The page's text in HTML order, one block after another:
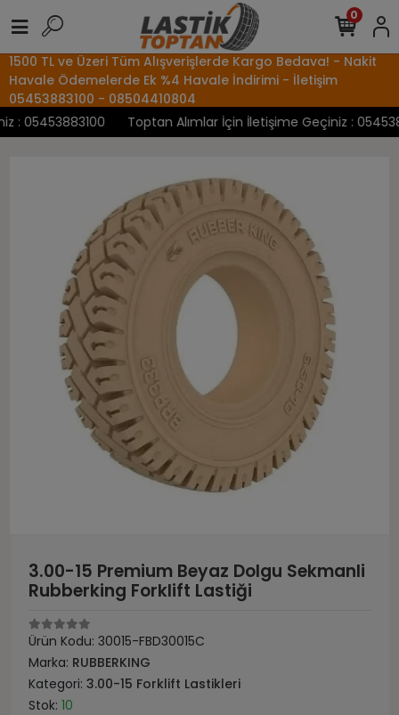
1500 TL ve Üzeri Tüm Alışverişlerde Kargo Bedava! - Nakit
Havale Ödemelerde Ek %4 Havale İndirimi - İletişim
05453883100 - 08504410804
05453883100
Toptan Alımlar İçin İletişime Geçiniz :
0
3.00-15 Premium Beyaz Dolgu Sekmanli
Rubberking Forklift Lastiği
Ürün Kodu: 30015-FBD30015C
Marka: RUBBERKING
Kategori: 3.00-15 Forklift Lastikleri
Stok: 10